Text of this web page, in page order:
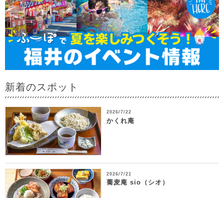
新着のスポット
2026/7/22
かくれ庵
2026/7/21
蕎麦庵 sio（シオ）